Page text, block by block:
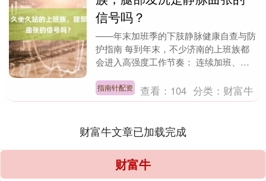
信号吗？
——年末加班季的下肢静脉健康自查与防
护指南 每到年末，不少济南的上班族都
会进入高强度工作节奏： 连续加班、久
在沙发上。 但也....
指南针配资 查看： 104 分类： 财富牛
财富牛文章已加载完成
财富牛